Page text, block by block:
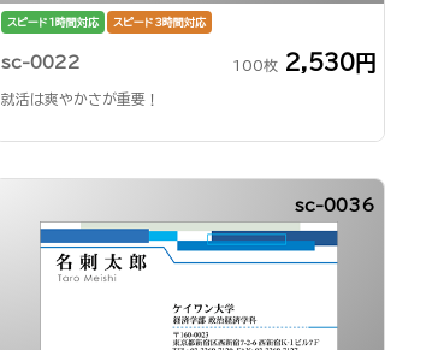
スピード1時間対応 スピード3時間対応
sc-0022 100枚 2,530円
就活は爽やかさが重要！
sc-0036